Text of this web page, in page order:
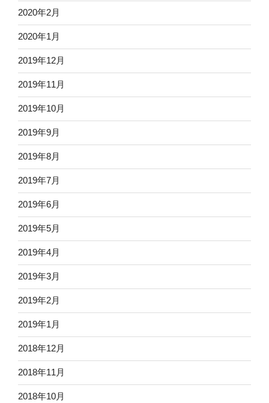
2020年2月
2020年1月
2019年12月
2019年11月
2019年10月
2019年9月
2019年8月
2019年7月
2019年6月
2019年5月
2019年4月
2019年3月
2019年2月
2019年1月
2018年12月
2018年11月
2018年10月